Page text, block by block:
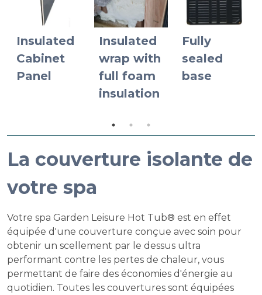
Insulated
Cabinet
Panel
Insulated
wrap with
full foam
insulation
Fully
sealed
base
La couverture isolante de
votre spa
Votre spa Garden Leisure Hot Tub® est en effet
équipée d'une couverture conçue avec soin pour
obtenir un scellement par le dessus ultra
performant contre les pertes de chaleur, vous
permettant de faire des économies d'énergie au
quotidien. Toutes les couvertures sont équipées